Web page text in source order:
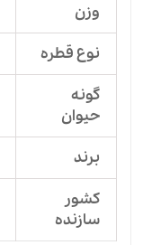
وزن
نوع قطره
گونه
حیوان
برند
کشور
سازنده